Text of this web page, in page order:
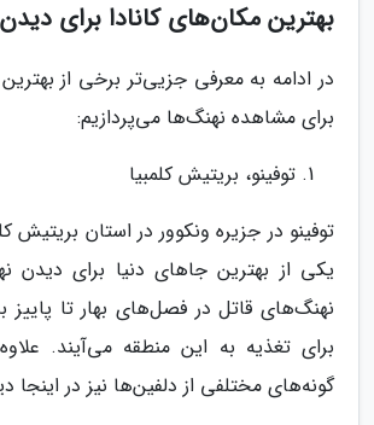
بهترین مکان‌های کانادا برای
در ادامه به معرفی جزیی‌تر برخی از
برای مشاهده نهنگ‌ها می‌پردازیم:
توفینو، بریتیش کلمبیا
توفینو در جزیره ونکوور در استان بریتیش
یکی از بهترین جاهای دنیا برای دیدن
نهنگ‌های قاتل در فصل‌های بهار تا
برای تغذیه به این منطقه می‌آیند.
گونه‌های مختلفی از دلفین‌ها نیز در اینجا